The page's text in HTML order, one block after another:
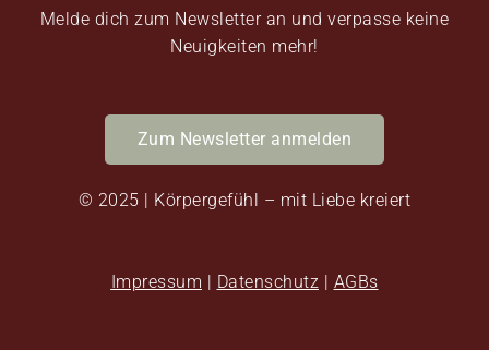
Melde dich zum Newsletter an und verpasse keine
Neuigkeiten mehr!
Zum Newsletter anmelden
© 2025 | Körpergefühl – mit Liebe kreiert
Impressum | Datenschutz | AGBs